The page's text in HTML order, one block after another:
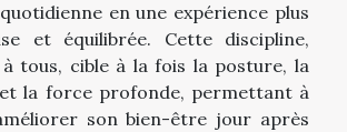
en une expérience plus
et équilibrée. Cette discipline,
à tous, cible à la fois la posture, la
et la force profonde, permettant à
son bien-être jour après